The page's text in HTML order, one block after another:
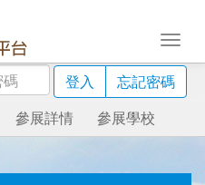
登入
忘記密碼
參展詳情 參展學校